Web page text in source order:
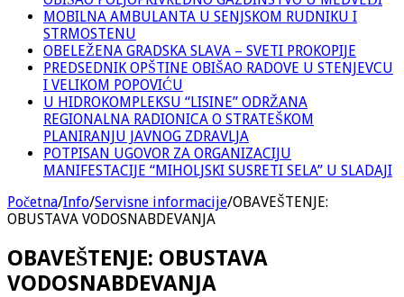
MOBILNA AMBULANTA U SENJSKOM RUDNIKU I
STRMOSTENU
OBELEŽENA GRADSKA SLAVA – SVETI PROKOPIJE
PREDSEDNIK OPŠTINE OBIŠAO RADOVE U STENJEVCU
I VELIKOM POPOVIĆU
U HIDROKOMPLEKSU “LISINE” ODRŽANA
REGIONALNA RADIONICA O STRATEŠKOM
PLANIRANJU JAVNOG ZDRAVLJA
POTPISAN UGOVOR ZA ORGANIZACIJU
MANIFESTACIJE “MIHOLJSKI SUSRETI SELA” U SLADAJI
Početna/Info/Servisne informacije/OBAVEŠTENJE:
OBUSTAVA VODOSNABDEVANJA
OBAVEŠTENJE: OBUSTAVA
VODOSNABDEVANJA